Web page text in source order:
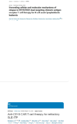
T细胞疗法可作为